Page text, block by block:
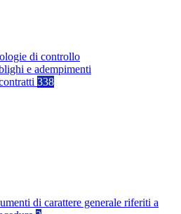
di controllo
e adempimenti
338
di carattere generale riferiti a